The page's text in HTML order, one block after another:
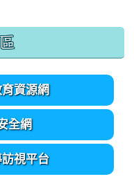
資源網
全網
視平台